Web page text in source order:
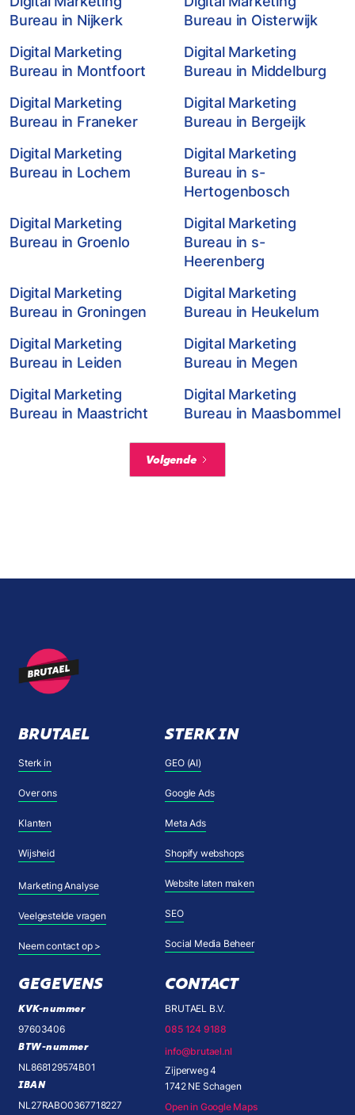
Bureau in Nijkerk
Bureau in Oisterwijk
Digital Marketing
Bureau in Montfoort
Digital Marketing
Bureau in Middelburg
Digital Marketing
Bureau in Franeker
Digital Marketing
Bureau in Bergeijk
Digital Marketing
Bureau in Lochem
Digital Marketing
Bureau in s-
Hertogenbosch
Digital Marketing
Bureau in Groenlo
Digital Marketing
Bureau in s-
Heerenberg
Digital Marketing
Bureau in Groningen
Digital Marketing
Bureau in Heukelum
Digital Marketing
Bureau in Leiden
Digital Marketing
Bureau in Megen
Digital Marketing
Bureau in Maastricht
Digital Marketing
Bureau in Maasbommel
Volgende
BRUTAEL
Sterk in
Over ons
Klanten
Wijsheid
Marketing Analyse
Veelgestelde vragen
Neem contact op >
STERK IN
GEO (AI)
Google Ads
Meta Ads
Shopify webshops
Website laten maken
SEO
Social Media Beheer
GEGEVENS
KVK-nummer
97603406
BTW-nummer
NL868129574B01
IBAN
NL27RABO0367718227
CONTACT
BRUTAEL B.V.
085 124 9188
info@brutael.nl
Zijperweg 4
1742 NE Schagen
Open in Google Maps